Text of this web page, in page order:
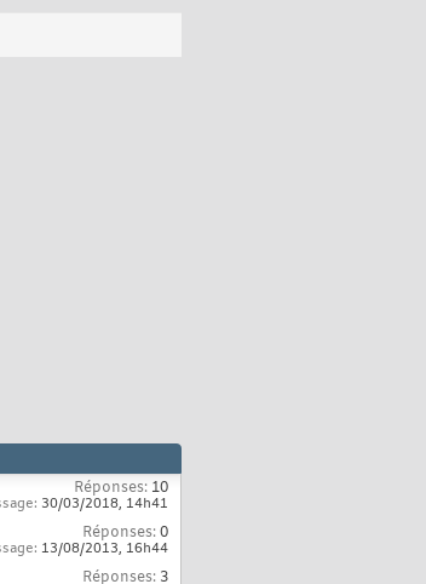
Réponses: 10
30/03/2018, 14h41
Réponses:0
13/08/2013, 16h44
Réponses: 3